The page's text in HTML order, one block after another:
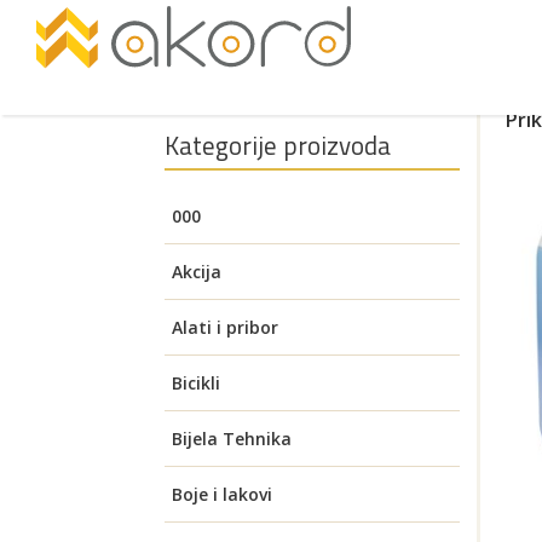
Kategorije proizvoda
000
Akcija
Alati i pribor
Akumulatorski alati
Aku brusilice
Brusilice za zid (Žirafa)
Aku bušilice i čekići
Auto oprema
Alati za visoki napon
Benzinski alati
Bicikli
Električni bicikli
Električni romobili
Bijela Tehnika
Grijača ladica
Boje i lakovi